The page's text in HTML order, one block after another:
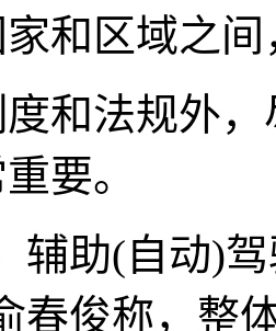
和区域之
法规外，
要。
助(自动)驾
春俊称，整